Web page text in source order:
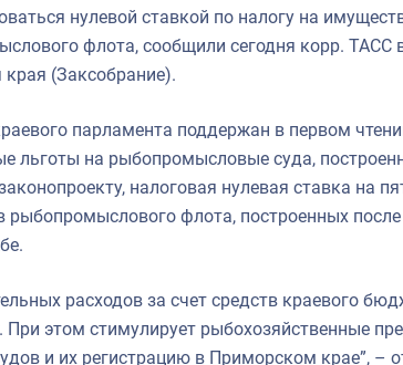
нулевой ставкой по налогу на
флота, сообщили сегодня корр. ТАСС
(Заксобрание).
парламента поддержан в первом
льготы на рыбопромысловые суда,
налоговая нулевая ставка на
рыбопромыслового флота, построенных
расходов за счет средств краевого
этом стимулирует рыбохозяйственные
и их регистрацию в Приморском крае”, –